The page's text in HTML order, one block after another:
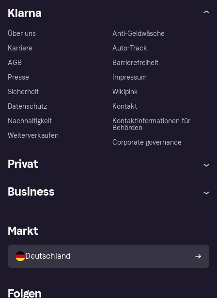
Klarna
Über uns
Karriere
AGB
Presse
Sicherheit
Datenschutz
Nachhaltigkeit
Weiterverkaufen
Anti-Geldwäsche
Auto-Track
Barrierefreiheit
Impressum
Wikipink
Kontakt
Kontaktinformationen für
Behörden
Corporate governance
Privat
Klarna App
Shops entdecken
Käuferschutzrichtlinie
Dein Widerrufsrecht
Business
Händlerportal
Markt
Deutschland
Folgen